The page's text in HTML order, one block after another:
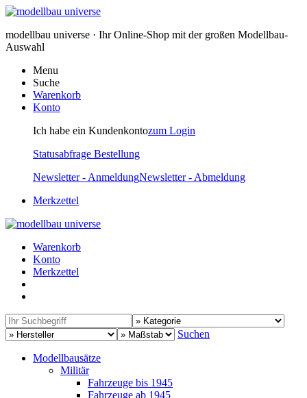
modellbau universe · Ihr Online-Shop mit der großen Modellbau-
Auswahl
Menu
Suche
Warenkorb
Konto
Ich habe ein Kundenkontozum Login
Statusabfrage Bestellung
Newsletter - AnmeldungNewsletter - Abmeldung
Merkzettel
Warenkorb
Konto
Merkzettel
Suchen
Modellbausätze
Militär
Fahrzeuge bis 1945
Fahrzeuge ab 1945